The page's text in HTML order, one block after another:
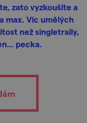
zato vyzkoušíte a
max. Víc umělých
než singletraily,
pecka.